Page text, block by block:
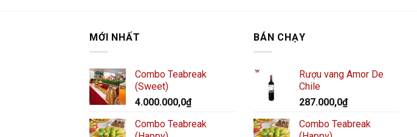
MỚI NHẤT
Combo Teabreak
(Sweet)
4.000.000,0₫
Combo Teabreak
BÁN CHẠY
Rượu vang Amor De
Chile
287.000,0₫
Combo Teabreak